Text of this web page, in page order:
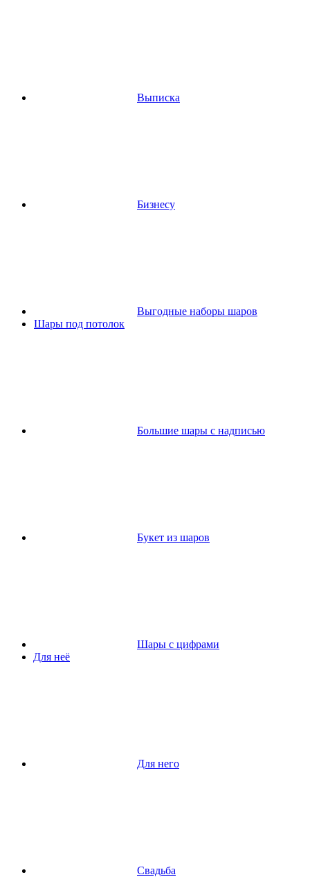
Выписка
Бизнесу
Выгодные наборы шаров
Шары под потолок
Большие шары с надписью
Букет из шаров
Шары с цифрами
Для неё
Для него
Свадьба